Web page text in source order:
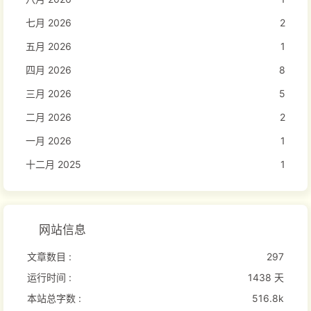
七月 2026
2
五月 2026
1
四月 2026
8
三月 2026
5
二月 2026
2
一月 2026
1
十二月 2025
1
网站信息
文章数目 :
297
运行时间 :
1438 天
本站总字数 :
516.8k